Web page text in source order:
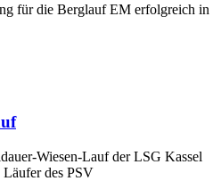
für die Berglauf EM erfolgreich in
Wiesen-Lauf der LSG Kassel
Läufer des PSV